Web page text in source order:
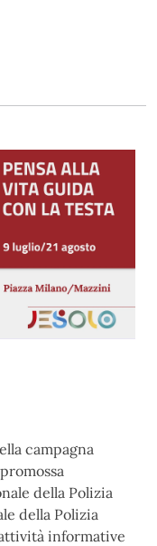
campagna
promossa
della Polizia
della Polizia
informative